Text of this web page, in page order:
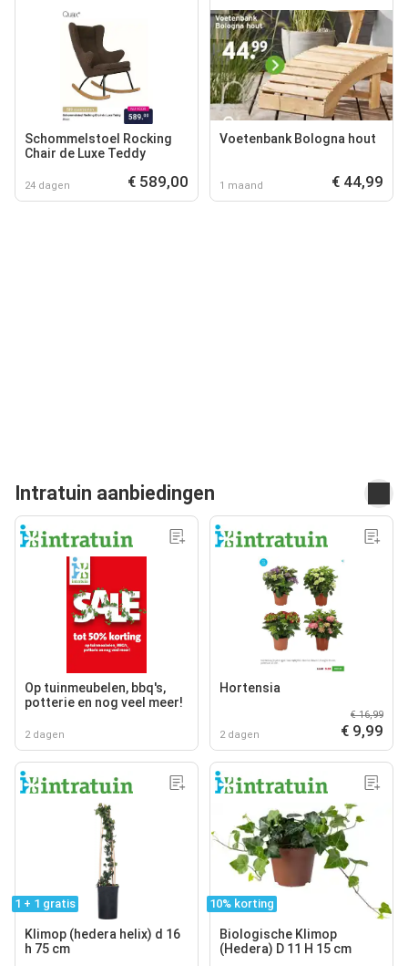
Schommelstoel Rocking
Chair de Luxe Teddy
24 dagen € 589,00
Voetenbank Bologna hout
1 maand € 44,99
Intratuin aanbiedingen
Op tuinmeubelen, bbq's,
potterie en nog veel meer!
2 dagen
Hortensia
2 dagen
€ 16,99
€ 9,99
1 + 1 gratis
Klimop (hedera helix) d 16
h 75 cm
10% korting
Biologische Klimop
(Hedera) D 11 H 15 cm